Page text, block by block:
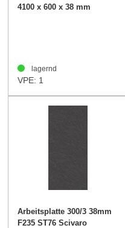
anthrazit
4100 x 600 x 38 mm
lagernd
VPE: 1
Arbeitsplatte 300/3 38mm
F235 ST76 Scivaro